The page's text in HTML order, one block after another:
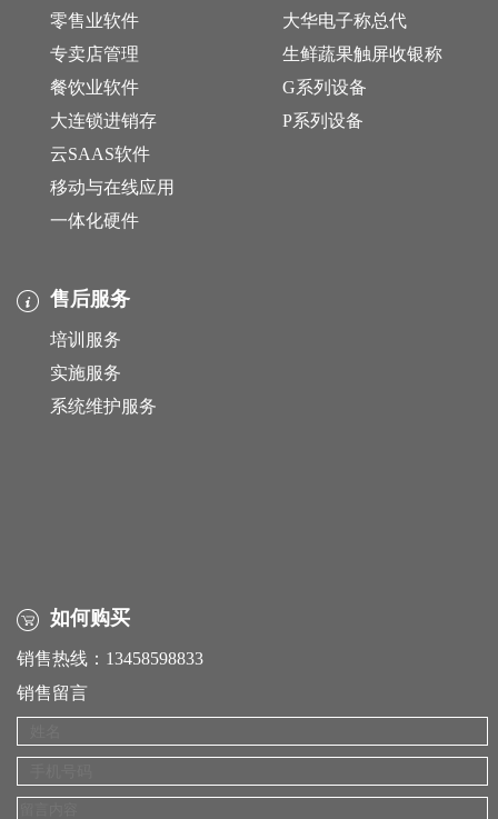
零售业软件
专卖店管理
餐饮业软件
大连锁进销存
云SAAS软件
移动与在线应用
一体化硬件
大华电子称总代
生鲜蔬果触屏收银称
G系列设备
P系列设备
售后服务
培训服务
实施服务
系统维护服务
如何购买
销售热线：13458598833
销售留言